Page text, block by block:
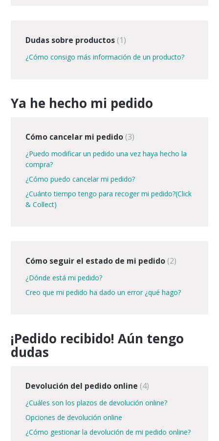
Dudas sobre productos 1
¿Cómo consigo más información de un producto?
Ya he hecho mi pedido
Cómo cancelar mi pedido 3
¿Puedo modificar un pedido una vez haya hecho la
compra?
¿Cómo puedo cancelar mi pedido?
¿Cuánto tiempo tengo para recoger mi pedido?(Click
& Collect)
Cómo seguir el estado de mi pedido 2
¿Dónde está mi pedido?
Creo que mi pedido ha dado un error ¿qué hago?
¡Pedido recibido! Aún tengo
dudas
Devolución del pedido online 4
¿Cuáles son los plazos de devolución online?
Opciones de devolución online
¿Cómo gestionar la devolución de mi pedido online?